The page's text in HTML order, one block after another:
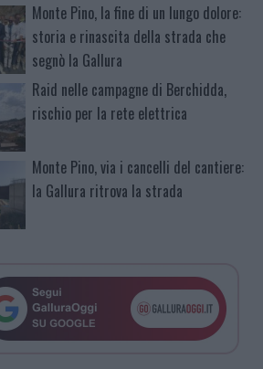
Monte Pino, la fine di un lungo dolore:
storia e rinascita della strada che
segnò la Gallura
Raid nelle campagne di Berchidda,
rischio per la rete elettrica
Monte Pino, via i cancelli del cantiere:
la Gallura ritrova la strada